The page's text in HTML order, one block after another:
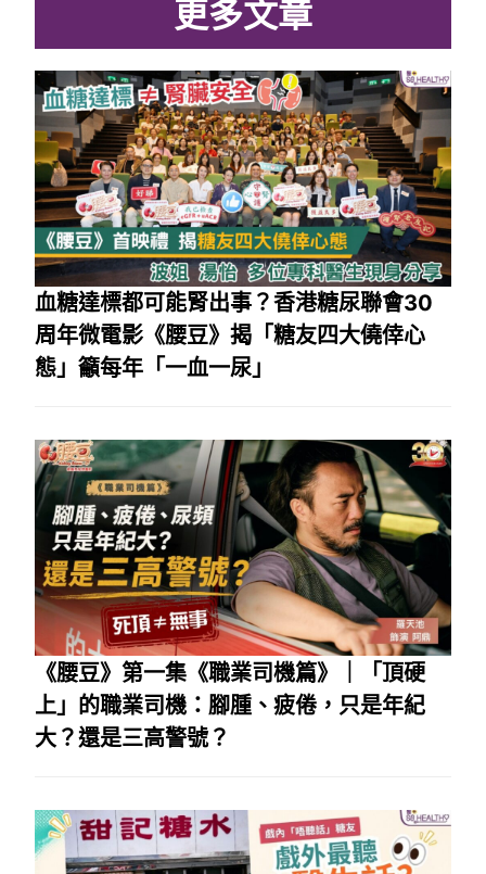
更多文章
血糖達標都可能腎出事？香港糖尿聯會30
周年微電影《腰豆》揭「糖友四大僥倖心
態」籲每年「一血一尿」
《腰豆》第一集《職業司機篇》｜「頂硬
上」的職業司機：腳腫、疲倦，只是年紀
大？還是三高警號？